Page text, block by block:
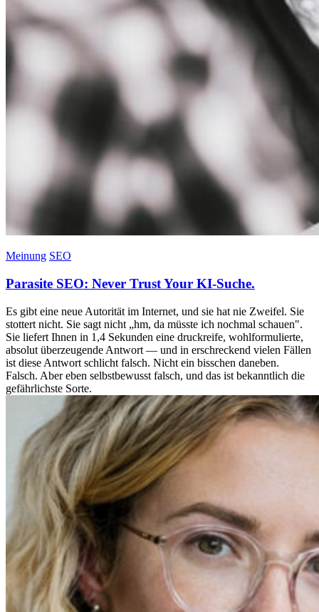
Meinung SEO
Parasite SEO: Never Trust Your KI-Suche.
Es gibt eine neue Autorität im Internet, und sie hat nie Zweifel. Sie
stottert nicht. Sie sagt nicht „hm, da müsste ich nochmal schauen".
Sie liefert Ihnen in 1,4 Sekunden eine druckreife, wohlformulierte,
absolut überzeugende Antwort — und in erschreckend vielen Fällen
ist diese Antwort schlicht falsch. Nicht ein bisschen daneben.
Falsch. Aber eben selbstbewusst falsch, und das ist bekanntlich die
gefährlichste Sorte.